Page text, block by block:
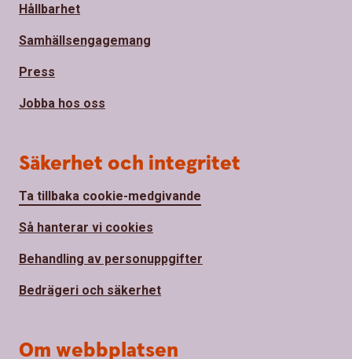
Hållbarhet
Samhällsengagemang
Press
Jobba hos oss
Säkerhet och integritet
Ta tillbaka cookie-medgivande
Så hanterar vi cookies
Behandling av personuppgifter
Bedrägeri och säkerhet
Om webbplatsen